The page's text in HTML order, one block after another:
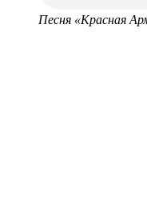
Песня «Красная